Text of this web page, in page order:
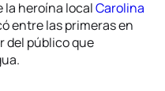
la heroína localCarolina
entre las primeras en
del público que